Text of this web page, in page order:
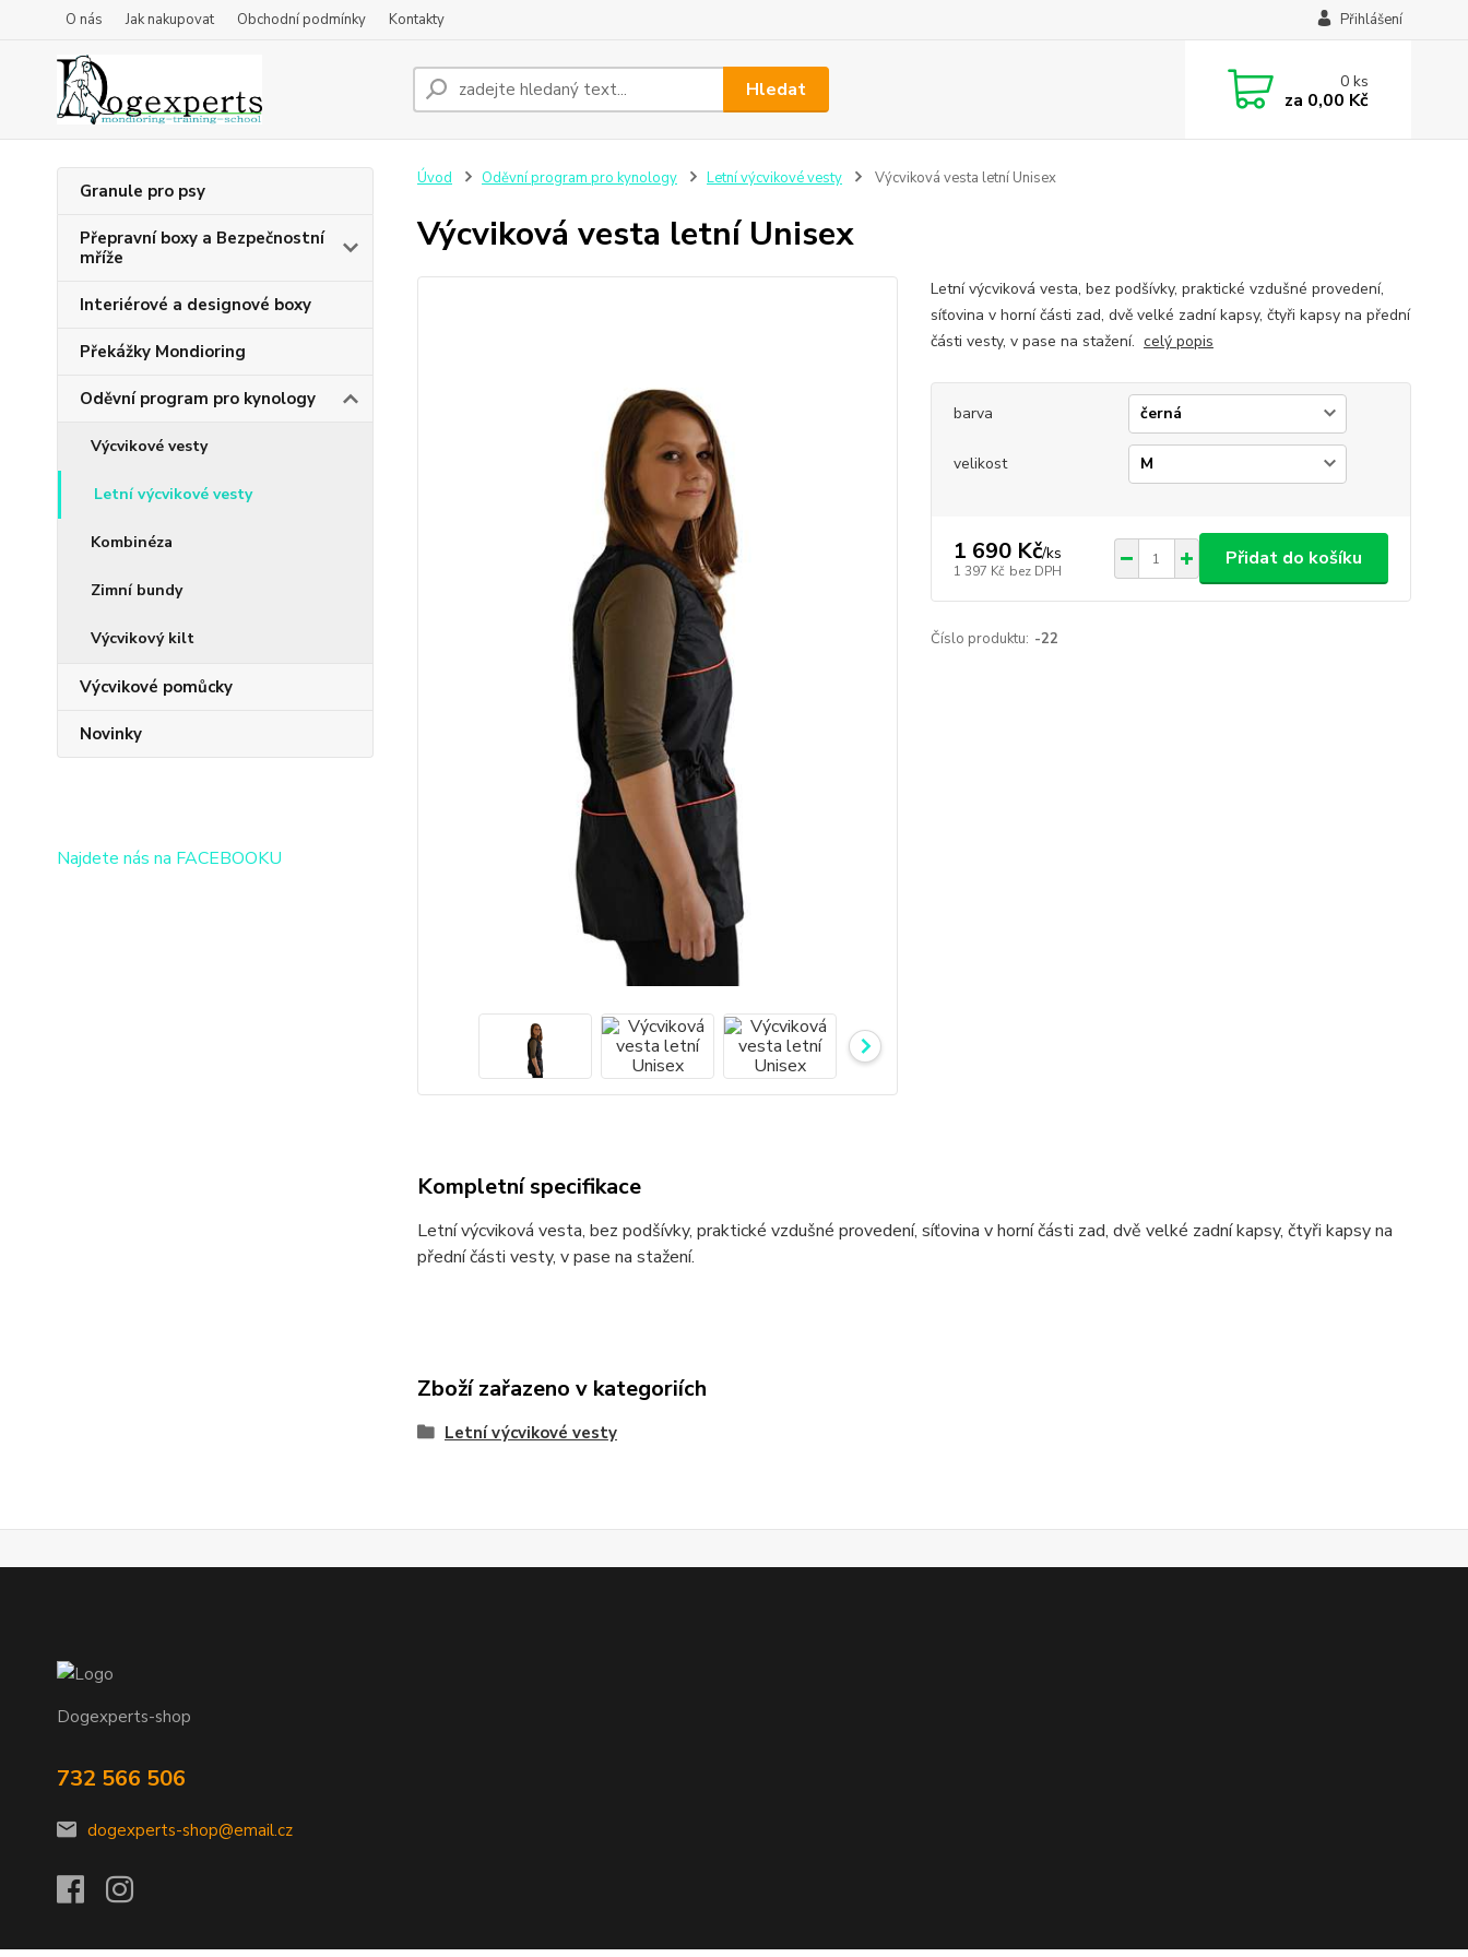
O nás Jak nakupovat Obchodní podmínky Kontakty Přihlášení
Hledat 0ks
za 0,00 Kč
Granule pro psy
Přepravní boxy a Bezpečnostní
mříže
Interiérové a designové boxy
Překážky Mondioring
Oděvní program pro kynology
Výcvikové vesty
Letní výcvikové vesty
Kombinéza
Zimní bundy
Výcvikový kilt
Výcvikové pomůcky
Novinky
Najdete nás na FACEBOOKU
Úvod Oděvní program pro kynology Letní výcvikové vesty Výcviková vesta letní Unisex
Výcviková vesta letní Unisex
Letní výcviková vesta, bez podšívky, praktické vzdušné provedení,
síťovina v horní části zad, dvě velké zadní kapsy, čtyři kapsy na přední
části vesty, v pase na stažení. celý popis
barva
velikost
1 690 Kč/ks
1 397 Kč bez DPH
Přidat do košíku
Číslo produktu: -22
Kompletní specifikace
Letní výcviková vesta, bez podšívky, praktické vzdušné provedení, síťovina v horní části zad, dvě velké zadní kapsy, čtyři kapsy na
přední části vesty, v pase na stažení.
Zboží zařazeno v kategoriích
Letní výcvikové vesty
Dogexperts-shop
732 566 506
dogexperts-shop@email.cz